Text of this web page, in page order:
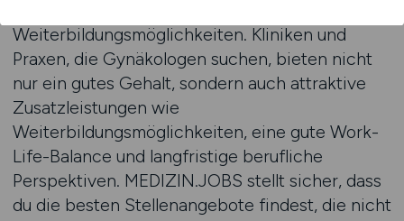
Weiterbildungsmöglichkeiten. Kliniken und
Praxen, die Gynäkologen suchen, bieten nicht
nur ein gutes Gehalt, sondern auch attraktive
Zusatzleistungen wie
Weiterbildungsmöglichkeiten, eine gute Work-
Life-Balance und langfristige berufliche
Perspektiven. MEDIZIN.JOBS stellt sicher, dass
du die besten Stellenangebote findest, die nicht